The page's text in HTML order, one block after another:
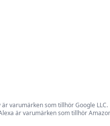
varumärken som tillhör Google
är varumärken som tillhör